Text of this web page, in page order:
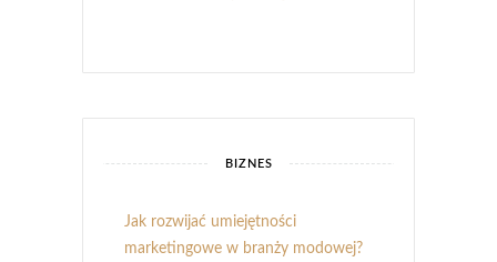
BIZNES
Jak rozwijać umiejętności
marketingowe w branży modowej?